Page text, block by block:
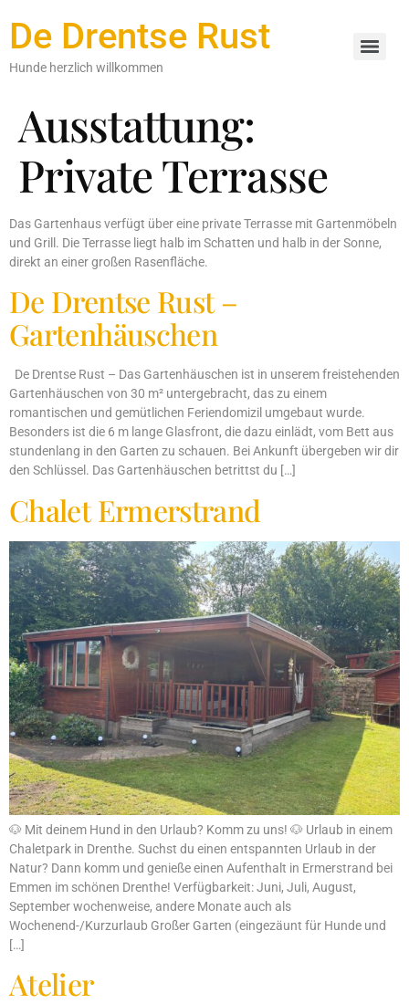
De Drentse Rust
Hunde herzlich willkommen
Ausstattung:
Private Terrasse
Das Gartenhaus verfügt über eine private Terrasse mit Gartenmöbeln
und Grill. Die Terrasse liegt halb im Schatten und halb in der Sonne,
direkt an einer großen Rasenfläche.
De Drentse Rust –
Gartenhäuschen
De Drentse Rust – Das Gartenhäuschen ist in unserem freistehenden
Gartenhäuschen von 30 m² untergebracht, das zu einem
romantischen und gemütlichen Feriendomizil umgebaut wurde.
Besonders ist die 6 m lange Glasfront, die dazu einlädt, vom Bett aus
stundenlang in den Garten zu schauen. Bei Ankunft übergeben wir dir
den Schlüssel. Das Gartenhäuschen betrittst du […]
Chalet Ermerstrand
🐶 Mit deinem Hund in den Urlaub? Komm zu uns! 🐶 Urlaub in einem
Chaletpark in Drenthe. Suchst du einen entspannten Urlaub in der
Natur? Dann komm und genieße einen Aufenthalt in Ermerstrand bei
Emmen im schönen Drenthe! Verfügbarkeit: Juni, Juli, August,
September wochenweise, andere Monate auch als
Wochenend-/Kurzurlaub Großer Garten (eingezäunt für Hunde und
[…]
Atelier